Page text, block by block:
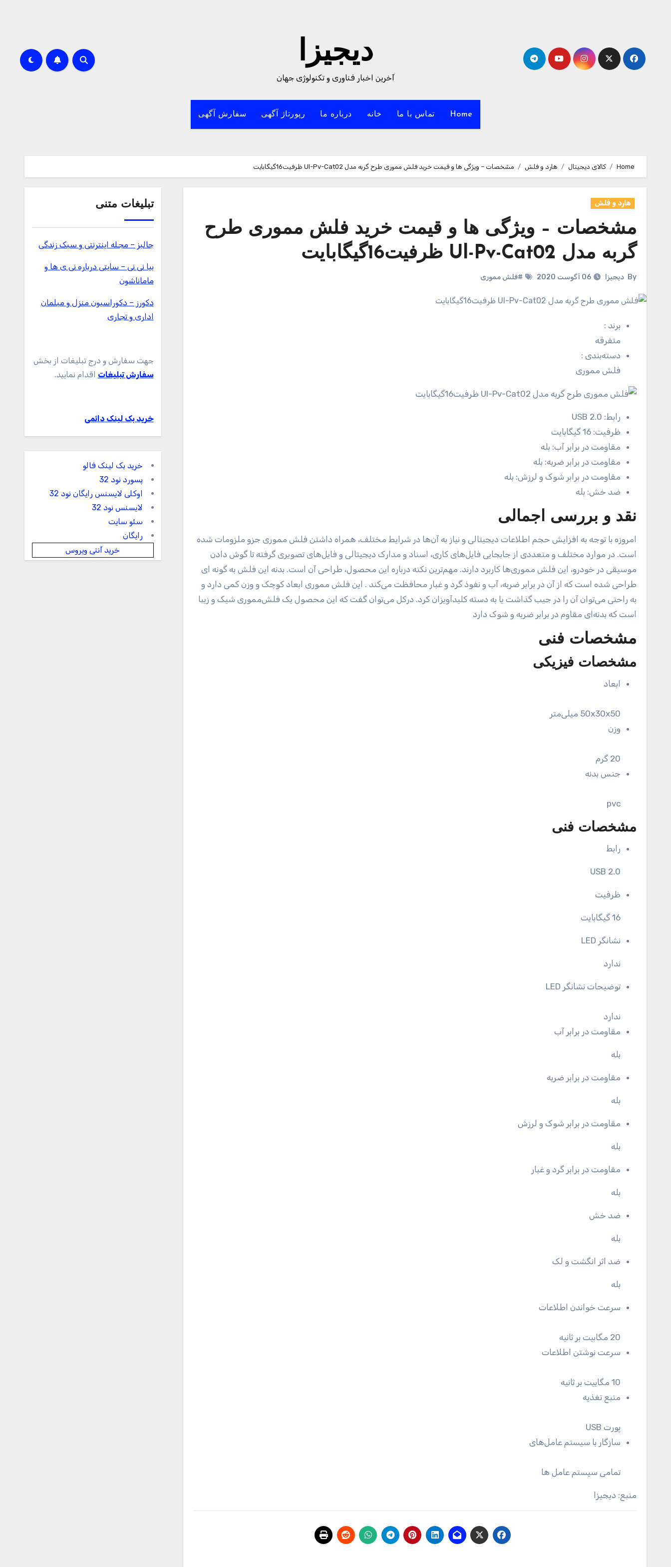
دیجیزا
آخرین اخبار فناوری و تکنولوژی جهان
Home تماس با ما خانه درباره ما رپورتاژ آگهی سفارش آگهی
Home کالای دیجیتال هارد و فلش مشخصات – ویژگی ها و قیمت خرید فلش مموری طرح گربه مدل Ul-Pv-Cat02 ظرفیت16گیگابایت
هارد و فلش
مشخصات – ویژگی ها و قیمت خرید فلش مموری طرح
گربه مدل Ul-Pv-Cat02 ظرفیت16گیگابایت
By دیجیزا 06 آگوست 2020 #فلش مموری
برند :
متفرقه
دسته‌بندی :
فلش مموری
رابط: USB 2.0
ظرفیت: 16 گیگابایت
مقاومت در برابر آب: بله
مقاومت در برابر ضربه: بله
مقاومت در برابر شوک و لرزش: بله
ضد خش: بله
نقد و بررسی اجمالی
امروزه با توجه به افزایش حجم اطلاعات دیجیتالی و نیاز به آن‌ها در شرایط مختلف، همراه داشتن فلش مموری جزو ملزومات شده
است. در موارد مختلف و متعددی از جابجایی فایل‌های کاری، اسناد و مدارک دیجیتالی و فایل‌های تصویری گرفته تا گوش دادن
موسیقی در خودرو، این فلش مموری‌ها کاربرد دارند. مهم‌ترین نکته درباره این محصول، طراحی آن است. بدنه این فلش به گونه ای
طراحی شده است که از آن در برابر ضربه، آب و نفوذ گرد و غبار محافظت می‌کند . این فلش مموری ابعاد کوچک و وزن کمی دارد و
به راحتی می‌توان آن را در جیب گذاشت یا به دسته کلیدآویزان کرد. درکل می‌توان گفت که این محصول یک فلش‌مموری شیک و زیبا
است که بدنه‌ای مقاوم در برابر ضربه و شوک دارد
مشخصات فنی
مشخصات فیزیکی
ابعاد
50x30x50 میلی‌متر
وزن
20 گرم
جنس بدنه
pvc
مشخصات فنی
رابط
USB 2.0
ظرفیت
16 گیگابایت
نشانگر LED
ندارد
توضیحات نشانگر LED
ندارد
مقاومت در برابر آب
بله
مقاومت در برابر ضربه
بله
مقاومت در برابر شوک و لرزش
بله
مقاومت در برابر گرد و غبار
بله
ضد خش
بله
ضد اثر انگشت و لک
بله
سرعت خواندن اطلاعات
20 مگابیت بر ثانیه
سرعت نوشتن اطلاعات
10 مگابیت بر ثانیه
منبع تغذیه
پورت USB
سازگار با سیستم عامل‌های
تمامی سیستم عامل ها
منبع: دیجیزا
تبلیغات متنی
جالبز – مجله اینترنتی و سبک زندگی
بیا نی نی – سایتی درباره نی ی ها و
ماماناشون
دکورز – دکوراسیون منزل و مبلمان
اداری و تجاری
جهت سفارش و درج تبلیغات از بخش
سفارش تبلیغات اقدام نمایید.
خرید بک لینک دائمی
خرید بک لینک فالو
پسورد نود 32
اوکلی لایسنس رایگان نود 32
لایسنس نود 32
سئو سایت
رایگان
خرید آنتی ویروس